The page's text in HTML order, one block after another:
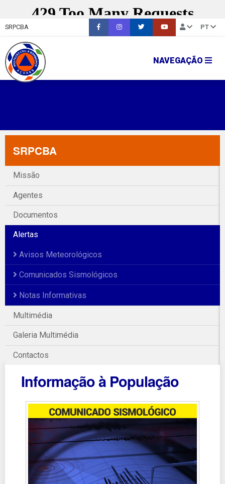
SRPCBA PT
NAVEGAÇÃO
SRPCBA
Missão
Agentes
Documentos
Alertas
Avisos Meteorológicos
Comunicados Sismológicos
Notas Informativas
Multimédia
Galeria Multimédia
Contactos
Informação à População